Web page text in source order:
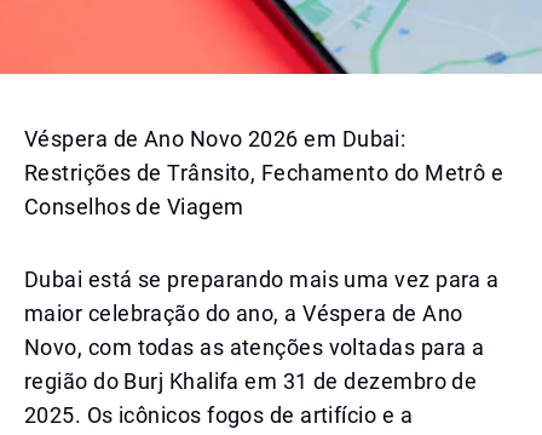
Véspera de Ano Novo 2026 em Dubai:
Restrições de Trânsito, Fechamento do Metrô e
Conselhos de Viagem
Dubai está se preparando mais uma vez para a
maior celebração do ano, a Véspera de Ano
Novo, com todas as atenções voltadas para a
região do Burj Khalifa em 31 de dezembro de
2025. Os icônicos fogos de artifício e a